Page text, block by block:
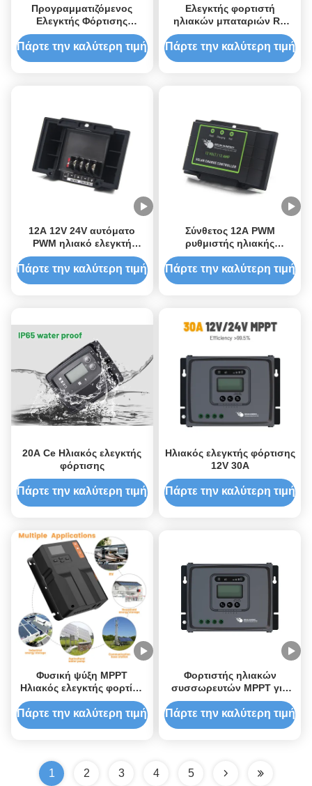
Προγραμματιζόμενος
Ελεγκτής Φόρτισης
Ηλιακών Φωτοβολταϊκών
με Οθόνη LCD και
Τεχνολογία MPPT Υψηλής
Πάρτε την καλύτερη τιμή
Ελεγκτής φορτιστή
ηλιακών μπαταριών RV
MPPT
Πάρτε την καλύτερη τιμή
12A 12V 24V αυτόματο
PWM ηλιακό ελεγκτή
φόρτισης με 5 στάδια
φόρτισης για
Πάρτε την καλύτερη τιμή
Σύνθετος 12A PWM
ρυθμιστής ηλιακής
φόρτισης με 5 σταδιακή
φόρτιση και μέγιστη
φωτοβολταϊκή τάση 50V
Πάρτε την καλύτερη τιμή
20A Ce Ηλιακός ελεγκτής
φόρτισης
Πάρτε την καλύτερη τιμή
Ηλιακός ελεγκτής φόρτισης
12V 30A
Πάρτε την καλύτερη τιμή
Φυσική ψύξη MPPT
Ηλιακός ελεγκτής φορτίου
με οθόνη LCD και κοινή σε
αρνητική γείωση
Πάρτε την καλύτερη τιμή
Φορτιστής ηλιακών
συσσωρευτών MPPT για
RV, 5 σταδίων φόρτισης,
μέγιστη τάση εισόδου
Πάρτε την καλύτερη τιμή
1 2 3 4 5